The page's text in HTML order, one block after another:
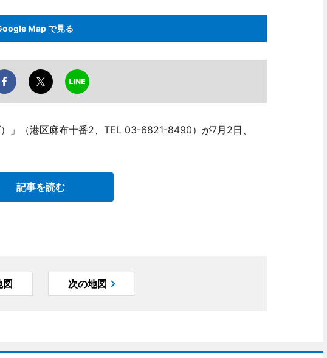
Map で見る
」（港区麻布十番2、TEL 03-6821-8490）が7月2日、
記事を読む
図 次の地図